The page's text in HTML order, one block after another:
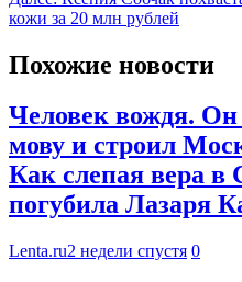
кожи за 20 млн рублей
Похожие новости
Человек вождя.
мову и строил
Как слепая вера в
погубила Лазаря
Lenta.ru2 недели спустя 0